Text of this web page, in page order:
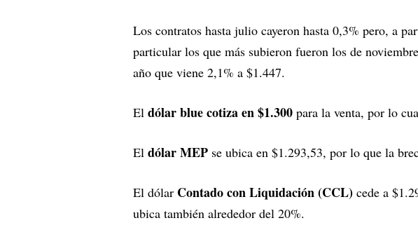
Los contratos hasta julio cayeron hasta 0,3% pero, a
particular los que más subieron fueron los de
año que viene 2,1% a $1.447.
El dólar blue cotiza en $1.300 para la venta, por lo
El dólar MEP se ubica en $1.293,53, por lo que la
El dólar Contado con Liquidación (CCL) cede a
ubica también alrededor del 20%.